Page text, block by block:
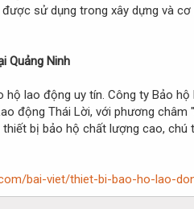
sử dụng trong xây dựng và
Quảng Ninh
hộ lao động uy tín. Công ty Bảo
động Thái Lời, với phương
bị bảo hộ chất lượng cao,
bai-viet/thiet-bi-bao-ho-lao-